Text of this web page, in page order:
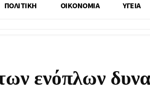
ΠΟΛΙΤΙΚΗ ΟΙΚΟΝΟΜΙΑ ΥΓΕΙΑ
ενόπλων